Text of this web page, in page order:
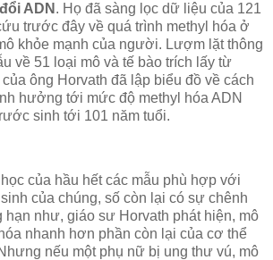
ADN . Họ đã sàng lọc dữ liệu của 121
trước đây về quá trình methyl hóa ở
khỏe mạnh của người. Lượm lặt thông
về 51 loại mô và tế bào trích lấy từ
ông Horvath đã lập biểu đồ về cách
hưởng tới mức độ methyl hóa ADN
sinh tới 101 năm tuổi.
của hầu hết các mẫu phù hợp với
của chúng, số còn lại có sự chênh
hạn như, giáo sư Horvath phát hiện, mô
nhanh hơn phần còn lại của cơ thể
nếu một phụ nữ bị ung thư vú, mô